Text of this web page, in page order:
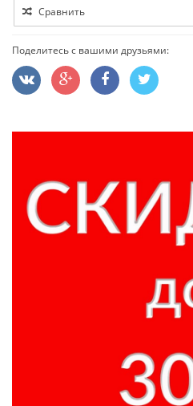
Сравнить
Поделитесь с вашими друзьями: